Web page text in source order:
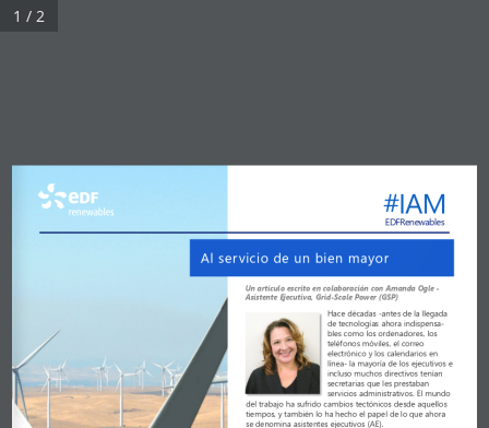
Un artículo escrito en colaboración con Amanda Ogle
Asistente Ejecutiva, Grid-Scale Power (GSP)
Hace décadas -antes de la llegada
de tecnologías ahora indispensa
bles como los ordenadores, los
teléfonos móviles, el correo
electrónico y los calendarios en
línea- la mayoría de los ejecutivos e
incluso muchos directivos tenían
secretarias que les prestaban
servicios administrativos. El   mundo
del trabajo ha sufrido cambios tectónicos desde aquellos
tiempos , y también lo ha hecho el papel de lo que ahora
se denomina asistentes ejecutivos (AE).
#IAM
EDFRenewables
Al servicio de un bien mayor
1 / 2